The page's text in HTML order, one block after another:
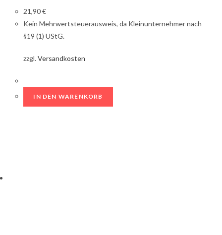
21,90€
Kein Mehrwertsteuerausweis, da Kleinunternehmer nach
§19 (1) UStG.
zzgl.Versandkosten
IN DEN WARENKORB